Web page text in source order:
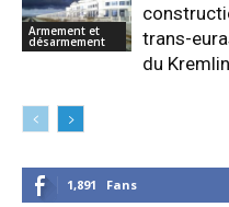
Armement et
désarmement
trans-
du Kremlin
1,891 Fans